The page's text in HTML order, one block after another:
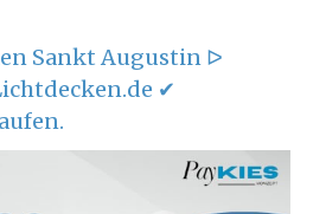
Sankt Augustin ᐅ
✔